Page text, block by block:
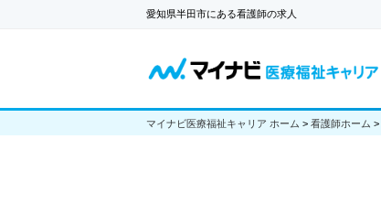
愛知県半田市にある看護師の求人
マイナビ医療福祉キャリア ホーム > 看護師ホーム >